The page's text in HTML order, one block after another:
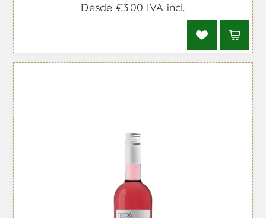
Desde €3,00 IVA incl.